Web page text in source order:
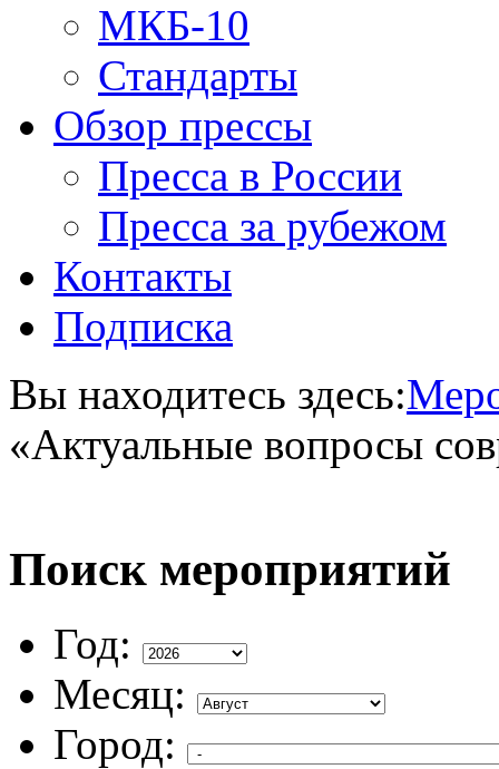
МКБ-10
Стандарты
Обзор прессы
Пресса в России
Пресса за рубежом
Контакты
Подписка
Вы находитесь здесь:
«Актуальные вопросы
Поиск мероприятий
Год:
Месяц:
Город: